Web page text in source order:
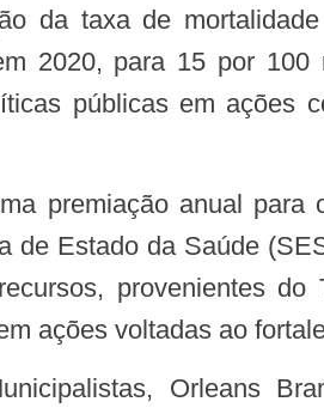
2020, para 15 por
públicas em ações
de Estado da Saúde
provenientes do
ações voltadas ao